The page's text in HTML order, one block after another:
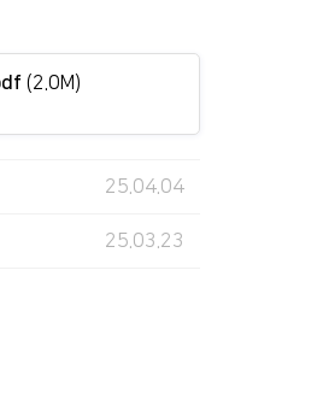
(2.0M)
25.04.04
25.03.23